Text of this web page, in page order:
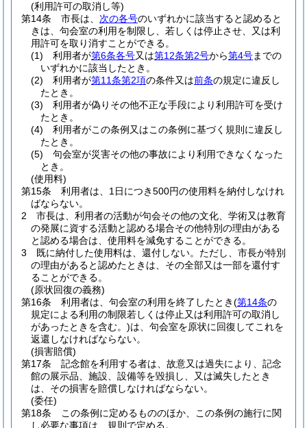
(利用許可の取消し等)
第14条
市長は、 次の各号のいずれかに該当すると認めると
きは、句会室の利用を制限し、若しくは停止させ、又は利
用許可を取り消すことができる。
(1)
利用者が第6条各号又は第12条第2号から第4号までの
いずれかに該当したとき。
(2)
利用者が第11条第2項の条件又は前条の規定に違反し
たとき。
(3)
利用者が偽りその他不正な手段により利用許可を受け
たとき。
(4)
利用者がこの条例又はこの条例に基づく規則に違反し
たとき。
(5)
句会室が災害その他の事故により利用できなくなった
とき。
(使用料)
第15条
利用者は、1日につき500円の使用料を納付しなけれ
ばならない。
2
市長は、利用者の活動が句会その他の文化、学術又は教育
の発展に資する活動と認める場合その他特別の理由がある
と認める場合は、使用料を減免することができる。
3
既に納付した使用料は、還付しない。 ただし、市長が特別
の理由があると認めたときは、その全部又は一部を還付す
ることができる。
(原状回復の義務)
第16条
利用者は、句会室の利用を終了したとき(第14条の
規定による利用の制限若しくは停止又は利用許可の取消し
があったときを含む。)は、句会室を原状に回復してこれを
返還しなければならない。
(損害賠償)
第17条
記念館を利用する者は、故意又は過失により、記念
館の展示品、施設、設備等を毀損し、又は滅失したとき
は、その損害を賠償しなければならない。
(委任)
第18条
この条例に定めるもののほか、この条例の施行に関
し必要な事項は、規則で定める。